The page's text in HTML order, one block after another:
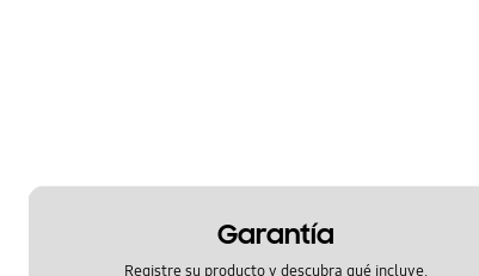
Garantía
Registre su producto y descubra qué incluye.